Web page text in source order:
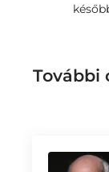
További